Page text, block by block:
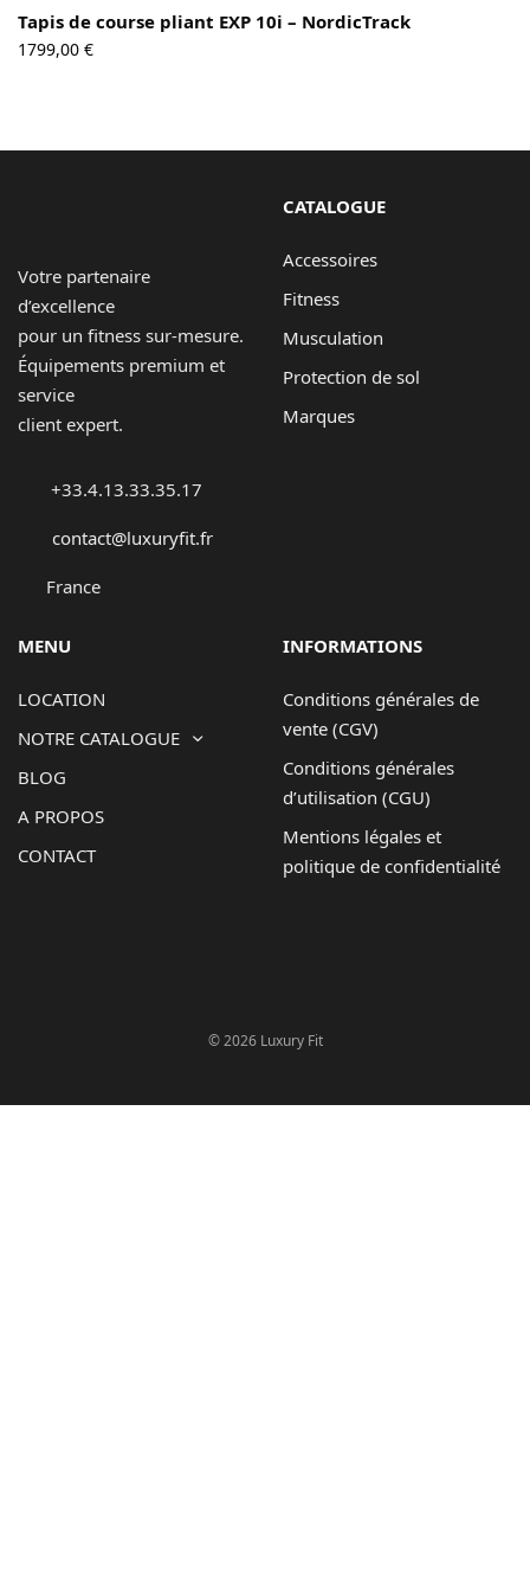
Tapis de course pliant EXP 10i – NordicTrack
1799,00 €
Votre partenaire
d’excellence
pour un fitness sur-mesure.
Équipements premium et
service
client expert.
+33.4.13.33.35.17
contact@luxuryfit.fr
France
CATALOGUE
Accessoires
Fitness
Musculation
Protection de sol
Marques
MENU
LOCATION
NOTRE CATALOGUE
BLOG
A PROPOS
CONTACT
INFORMATIONS
Conditions générales de
vente (CGV)
Conditions générales
d’utilisation (CGU)
Mentions légales et
politique de confidentialité
© 2026 Luxury Fit